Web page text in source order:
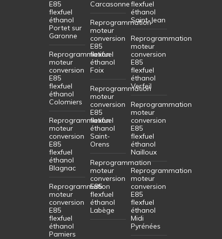
E85
flexfuel
éthanol
Portet sur
Garonne
Reprogrammation
moteur
conversion
E85
flexfuel
éthanol
Colomiers
Reprogrammation
moteur
conversion
E85
flexfuel
éthanol
Blagnac
Reprogrammation
moteur
conversion
E85
flexfuel
éthanol
Pamiers
Carcasonne
Reprogrammation
moteur
conversion
E85
flexfuel
éthanol
Foix
Reprogrammation
moteur
conversion
E85
flexfuel
éthanol
Saint-
Orens
Reprogrammation
moteur
conversion
E85
flexfuel
éthanol
Labège
flexfuel
éthanol
Saint-Jean
Reprogrammation
moteur
conversion
E85
flexfuel
éthanol
Verfeil
Reprogrammation
moteur
conversion
E85
flexfuel
éthanol
Nailloux
Reprogrammation
moteur
conversion
E85
flexfuel
éthanol
Midi
Pyrénées